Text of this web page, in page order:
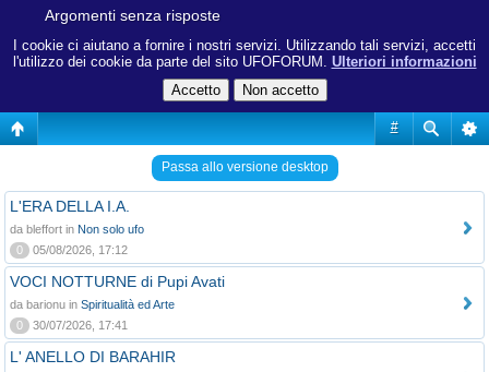
I cookie ci aiutano a fornire i nostri servizi. Utilizzando tali servizi, accetti
l'utilizzo dei cookie da parte del sito UFOFORUM. Ulteriori informazioni
#
Argomenti senza risposte
Passa allo versione desktop
L'ERA DELLA I.A.
da bleffort in Non solo ufo
0
05/08/2026, 17:12
VOCI NOTTURNE di Pupi Avati
da barionu in Spiritualità ed Arte
0
30/07/2026, 17:41
L' ANELLO DI BARAHIR